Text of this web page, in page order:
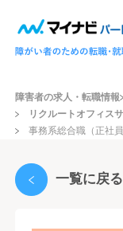
障害者の求人・転職情報
リクルートオフィス
事務系総合職（正社
一覧に戻る